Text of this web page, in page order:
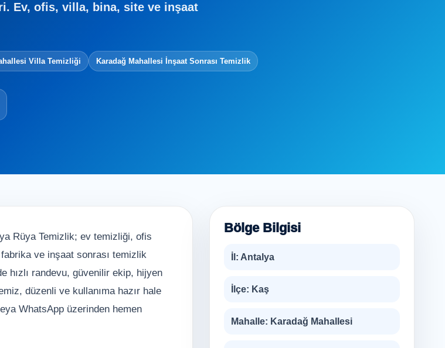
Ev, ofis, villa, bina, site ve inşaat
Villa Temizliği Karadağ Mahallesi İnşaat Sonrası Temizlik
Rüya Temizlik; ev temizliği, ofis
ve inşaat sonrası temizlik
hızlı randevu, güvenilir ekip, hijyen
düzenli ve kullanıma hazır hale
WhatsApp üzerinden hemen
Bölge Bilgisi
İl: Antalya
İlçe: Kaş
Mahalle: Karadağ Mahallesi